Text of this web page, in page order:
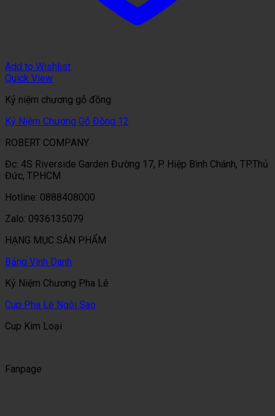
Add to Wishlist
Quick View
Kỷ niệm chương gỗ đồng
Kỷ Niệm Chương Gỗ Đồng 12
ROBERT COMPANY
Đc: 4S Riverside Garden Đường 17, P. Hiệp Bình Chánh, TP.Thủ
Đức, TP.HCM
Hotline: 0888408000
Zalo: 0936135079
HẠNG MỤC SẢN PHẨM
Bảng Vinh Danh
Kỷ Niệm Chương Pha Lê
Cup Pha Lê Ngôi Sao
Cup Kim Loại
Fanpage